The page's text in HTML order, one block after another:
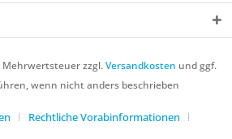
Mehrwertsteuer zzgl.Versandkosten und ggf.
wenn nicht anders beschrieben
Rechtliche Vorabinformationen